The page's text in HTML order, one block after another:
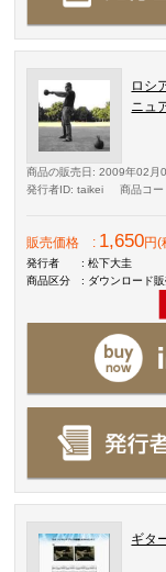
ロシ
ニュ
商品の販売日 : 2009年02月
発行者ID: taikei 商品コー
販売価格 : 1,650円(
発行者
: 松下大圭
商品区分
: ダウンロード
ギタ